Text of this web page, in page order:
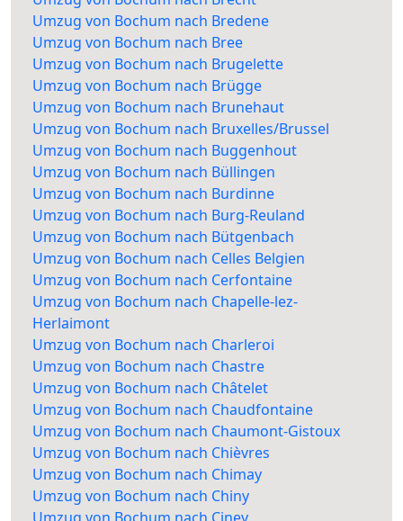
Umzug von Bochum nach Bredene
Umzug von Bochum nach Bree
Umzug von Bochum nach Brugelette
Umzug von Bochum nach Brügge
Umzug von Bochum nach Brunehaut
Umzug von Bochum nach Bruxelles/Brussel
Umzug von Bochum nach Buggenhout
Umzug von Bochum nach Büllingen
Umzug von Bochum nach Burdinne
Umzug von Bochum nach Burg-Reuland
Umzug von Bochum nach Bütgenbach
Umzug von Bochum nach Celles Belgien
Umzug von Bochum nach Cerfontaine
Umzug von Bochum nach Chapelle-lez-
Herlaimont
Umzug von Bochum nach Charleroi
Umzug von Bochum nach Chastre
Umzug von Bochum nach Châtelet
Umzug von Bochum nach Chaudfontaine
Umzug von Bochum nach Chaumont-Gistoux
Umzug von Bochum nach Chièvres
Umzug von Bochum nach Chimay
Umzug von Bochum nach Chiny